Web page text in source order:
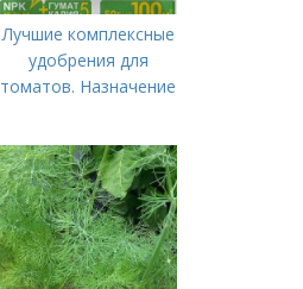
Лучшие комплексные
удобрения для
томатов. Назначение